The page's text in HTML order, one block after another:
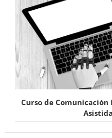
Curso de